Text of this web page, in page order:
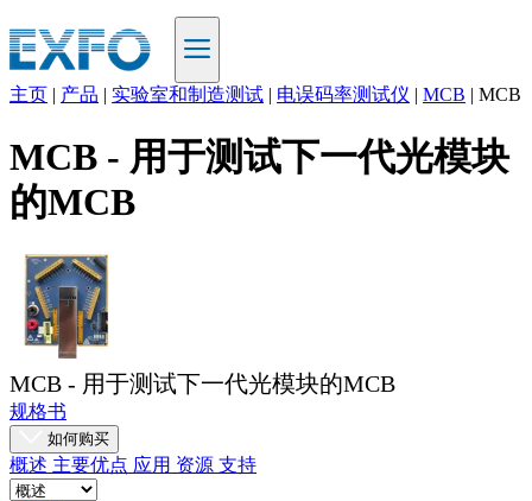
产
品
决
方
案
持
服
务
如
主页 | 产品 | 实验室和制造测试 | 电误码率测试仪 | MCB | MCB
MCB - 用于测试下一代光模块
的MCB
MCB - 用于测试下一代光模块的MCB
规格书
如何购买
概述 主要优点 应用 资源 支持